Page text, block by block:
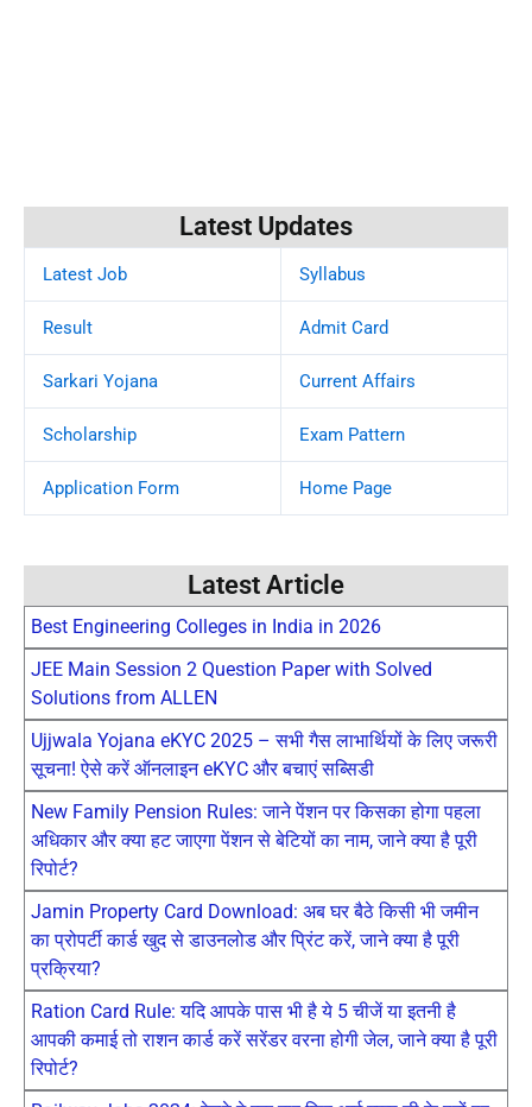
Latest Updates
Latest Job Syllabus
Result Admit Card
Sarkari Yojana Current Affairs
Scholarship Exam Pattern
Application Form Home Page
Latest Article
Best Engineering Colleges in India in 2026
JEE Main Session 2 Question Paper with Solved
Solutions from ALLEN
Ujjwala Yojana eKYC 2025 – सभी गैस लाभार्थियों के लिए जरूरी
सूचना! ऐसे करें ऑनलाइन eKYC और बचाएं सब्सिडी
New Family Pension Rules: जाने पेंशन पर किसका होगा पहला
अधिकार और क्या हट जाएगा पेंशन से बेटियों का नाम, जाने क्या है पूरी
रिपोर्ट?
Jamin Property Card Download: अब घर बैठे किसी भी जमीन
का प्रोपर्टी कार्ड खुद से डाउनलोड और प्रिंट करें, जाने क्या है पूरी
प्रक्रिया?
Ration Card Rule: यदि आपके पास भी है ये 5 चीजें या इतनी है
आपकी कमाई तो राशन कार्ड करें सरेंडर वरना होगी जेल, जाने क्या है पूरी
रिपोर्ट?